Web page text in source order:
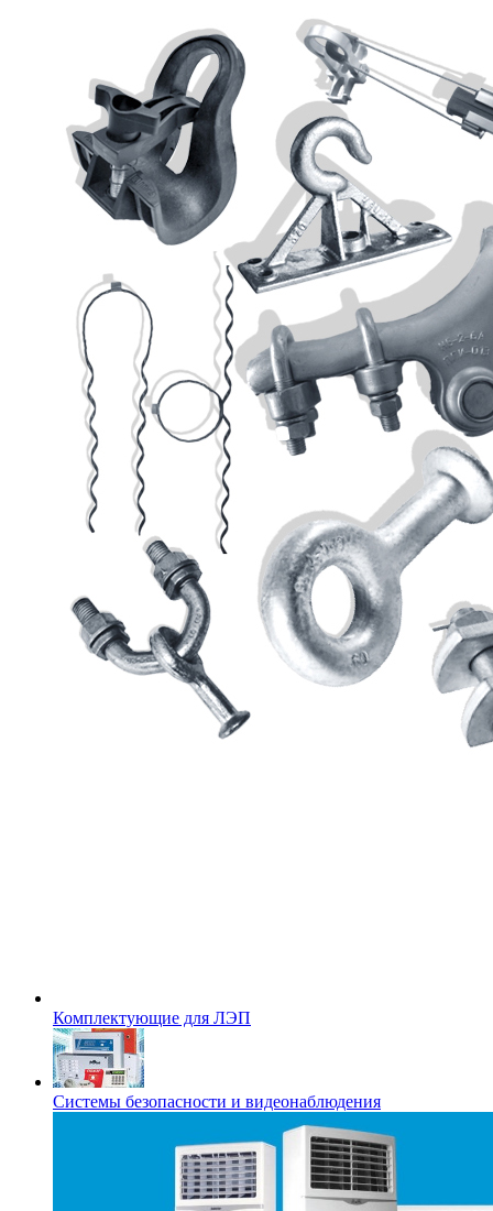
Комплектующие для ЛЭП
Системы безопасности и видеонаблюдения